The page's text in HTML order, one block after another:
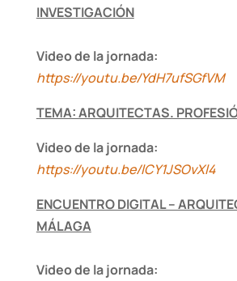
INVESTIGACIÓN
Video de la jornada:
https://youtu.be/YdH7ufSGfVM
TEMA: ARQUITECTAS.
Video de la jornada:
https://youtu.be/lCY1JSOvXl4
ENCUENTRO DIGITAL –
MÁLAGA
Video de la jornada: